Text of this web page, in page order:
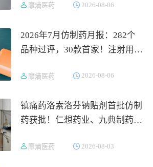
摩熵医药 2026-08-06
2026年7月仿制药月报：282个
品种过评，30款首家！注射用甲
摩熵医药 2026-08-06
镇痛药洛索洛芬钠贴剂首批仿制
药获批！仁想药业、九典制药同
摩熵医药 2026-08-03